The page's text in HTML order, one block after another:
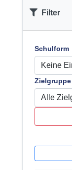
Filter
Schulform
Zielgruppe